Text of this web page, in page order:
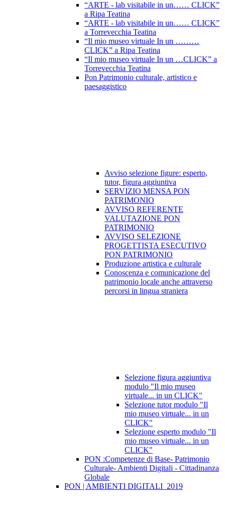
“ARTE - lab visitabile in un…… CLICK”
a Ripa Teatina
“ARTE - lab visitabile in un…… CLICK”
a Torrevecchia Teatina
“Il mio museo virtuale In un ………
CLICK” a Ripa Teatina
“Il mio museo virtuale In un …CLICK” a
Torrevecchia Teatina
Pon Patrimonio culturale, artistico e
paesaggistico
Avviso selezione figure: esperto,
tutor, figura aggiuntiva
SERVIZIO MENSA PON
PATRIMONIO
AVVISO REFERENTE
VALUTAZIONE PON
PATRIMONIO
AVVISO SELEZIONE
PROGETTISTA ESECUTIVO
PON PATRIMONIO
Produzione artistica e culturale
Conoscenza e comunicazione del
patrimonio locale anche attraverso
percorsi in lingua straniera
Selezione figura aggiuntiva
modulo "Il mio museo
virtuale... in un CLICK"
Selezione tutor modulo "Il
mio museo virtuale... in un
CLICK"
Selezione esperto modulo "Il
mio museo virtuale... in un
CLICK"
PON :Competenze di Base- Patrimonio
Culturale- Ambienti Digitali - Cittadinanza
Globale
PON | AMBIENTI DIGITALI_2019